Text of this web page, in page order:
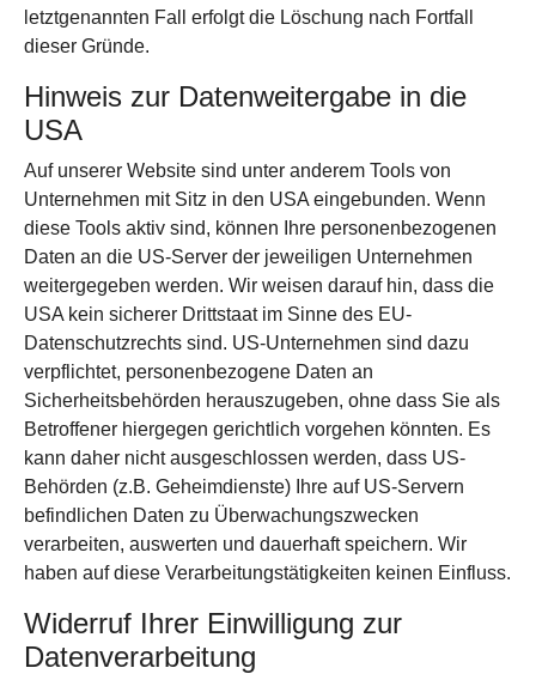
letztgenannten Fall erfolgt die Löschung nach Fortfall
dieser Gründe.
Hinweis zur Datenweitergabe in die
USA
Auf unserer Website sind unter anderem Tools von
Unternehmen mit Sitz in den USA eingebunden. Wenn
diese Tools aktiv sind, können Ihre personenbezogenen
Daten an die US-Server der jeweiligen Unternehmen
weitergegeben werden. Wir weisen darauf hin, dass die
USA kein sicherer Drittstaat im Sinne des EU-
Datenschutzrechts sind. US-Unternehmen sind dazu
verpflichtet, personenbezogene Daten an
Sicherheitsbehörden herauszugeben, ohne dass Sie als
Betroffener hiergegen gerichtlich vorgehen könnten. Es
kann daher nicht ausgeschlossen werden, dass US-
Behörden (z.B. Geheimdienste) Ihre auf US-Servern
befindlichen Daten zu Überwachungszwecken
verarbeiten, auswerten und dauerhaft speichern. Wir
haben auf diese Verarbeitungstätigkeiten keinen Einfluss.
Widerruf Ihrer Einwilligung zur
Datenverarbeitung